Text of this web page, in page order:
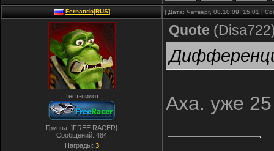
Fernando[RUS] | Дата: Четверг, 08.10.09, 15:01 |
Тест-пилот
Группа: ]FREE RACER[
Сообщений: 484
Награды: 3
Quote (Disa722
Аха. уже